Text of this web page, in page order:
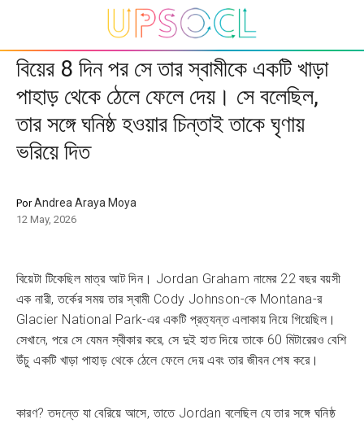
বিয়ের 8 দিন পর সে তার স্বামীকে একটি খাড়া
পাহাড় থেকে ঠেলে ফেলে দেয়। সে বলেছিল,
তার সঙ্গে ঘনিষ্ঠ হওয়ার চিন্তাই তাকে ঘৃণায়
ভরিয়ে দিত
PorAndrea Araya Moya
12 May, 2026
বিয়েটা টিকেছিল মাত্র আট দিন। Jordan Graham নামের 22 বছর বয়সী
এক নারী, তর্কের সময় তার স্বামী Cody Johnson-কে Montana-র
Glacier National Park-এর একটি প্রত্যন্ত এলাকায় নিয়ে গিয়েছিল।
সেখানে, পরে সে যেমন স্বীকার করে, সে দুই হাত দিয়ে তাকে 60 মিটারেরও বেশি
উঁচু একটি খাড়া পাহাড় থেকে ঠেলে ফেলে দেয় এবং তার জীবন শেষ করে।
কারণ? তদন্তে যা বেরিয়ে আসে, তাতে Jordan বলেছিল যে তার সঙ্গে ঘনিষ্ঠ